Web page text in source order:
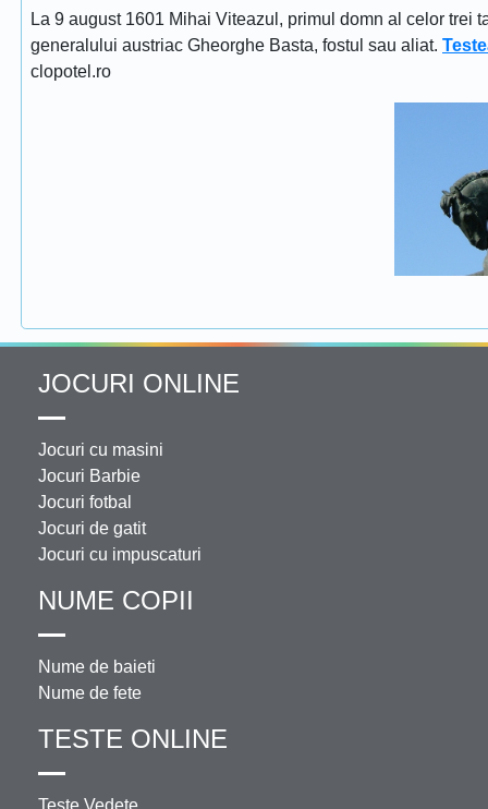
La 9 august 1601 Mihai Viteazul, primul domn al celor trei
generalului austriac Gheorghe Basta, fostul sau aliat.
clopotel.ro
JOCURI ONLINE
Jocuri cu masini
Jocuri Barbie
Jocuri fotbal
Jocuri de gatit
Jocuri cu impuscaturi
NUME COPII
Nume de baieti
Nume de fete
TESTE ONLINE
Teste Vedete